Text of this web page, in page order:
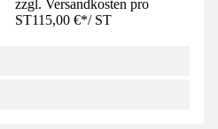
zzgl. Versandkosten pro
ST115,00 €*/ ST